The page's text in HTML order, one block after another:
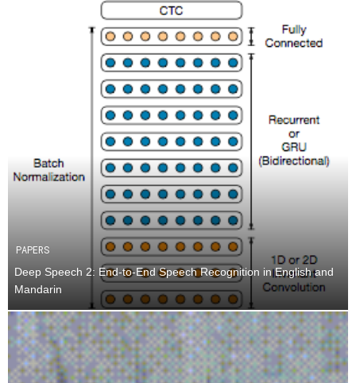
PAPERS
Deep Speech 2: End-to-End Speech Recognition in English and
Mandarin